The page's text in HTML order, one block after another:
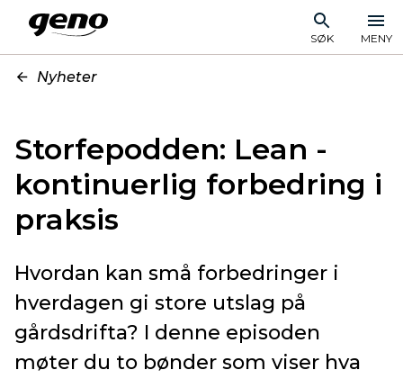
SØK MENY
Nyheter
Storfepodden: Lean -
kontinuerlig forbedring i
praksis
Hvordan kan små forbedringer i
hverdagen gi store utslag på
gårdsdrifta? I denne episoden
møter du to bønder som viser hva